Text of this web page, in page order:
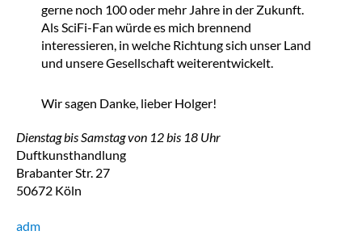
gerne noch 100 oder mehr Jahre in der Zukunft.
Als SciFi-Fan würde es mich brennend
interessieren, in welche Richtung sich unser Land
und unsere Gesellschaft weiterentwickelt.
Wir sagen Danke, lieber Holger!
Dienstag bis Samstag von 12 bis 18 Uhr
Duftkunsthandlung
Brabanter Str. 27
50672 Köln
adm